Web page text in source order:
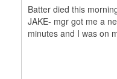
Batter died this
JAKE- mgr got me a
minutes and I was on